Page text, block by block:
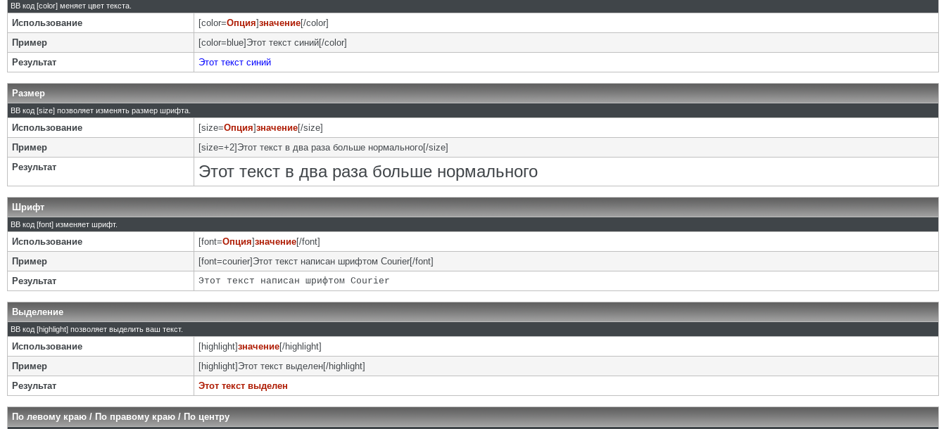
BB код [color] меняет цвет текста.
Использование [color=Опция]значение[/color]
Пример
[color=blue]Этот текст синий[/color]
Результат
Этот текст синий
Размер
BB код [size] позволяет изменять размер шрифта.
Использование [size=Опция]значение[/size]
Пример
[size=+2]Этот текст в два раза больше нормального[/size]
Результат
Этот текст в два раза больше нормального
Шрифт
BB код [font] изменяет шрифт.
Использование [font=Опция]значение[/font]
Пример
[font=courier]Этот текст написан шрифтом Courier[/font]
Результат
Этот текст написан шрифтом Courier
Выделение
BB код [highlight] позволяет выделить ваш текст.
Использование [highlight]значение[/highlight]
Пример
[highlight]Этот текст выделен[/highlight]
Результат
Этот текст выделен
По левому краю / По правому краю / По центру